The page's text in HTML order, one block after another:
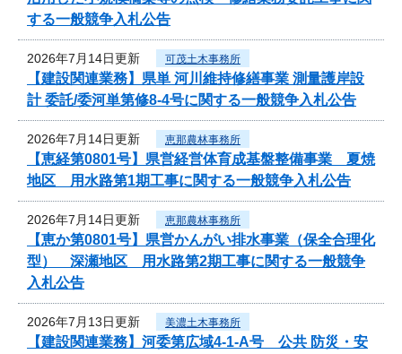
する一般競争入札公告
2026年7月14日更新 可茂土木事務所
【建設関連業務】県単 河川維持修繕事業 測量護岸設
計 委託/委河単第修8-4号に関する一般競争入札公告
2026年7月14日更新 恵那農林事務所
【恵経第0801号】県営経営体育成基盤整備事業 夏焼
地区 用水路第1期工事に関する一般競争入札公告
2026年7月14日更新 恵那農林事務所
【恵か第0801号】県営かんがい排水事業（保全合理化
型） 深瀬地区 用水路第2期工事に関する一般競争
入札公告
2026年7月13日更新 美濃土木事務所
【建設関連業務】河委第広域4-1-A号 公共 防災・安